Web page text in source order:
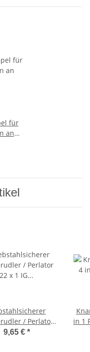
für
an
/ Perlator
1 IG Perlator
9,65 € *
in 1